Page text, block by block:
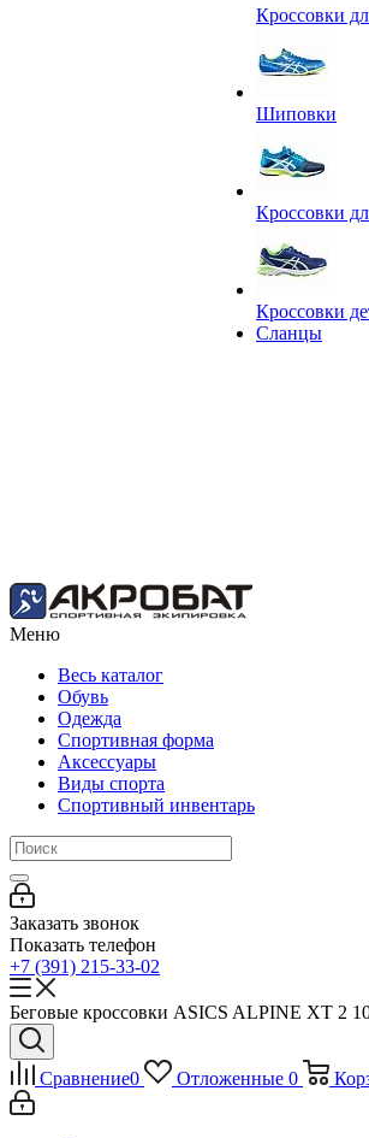
Кроссовки
Шиповки
Кроссовки
Кроссовки
Сланцы
Меню
Весь каталог
Обувь
Одежда
Спортивная форма
Аксессуары
Виды спорта
Спортивный инвентарь
Заказать звонок
Показать телефон
+7 (391) 215-33-02
Беговые кроссовки ASICS ALPINE XT 2
Сравнение0 Отложенные 0